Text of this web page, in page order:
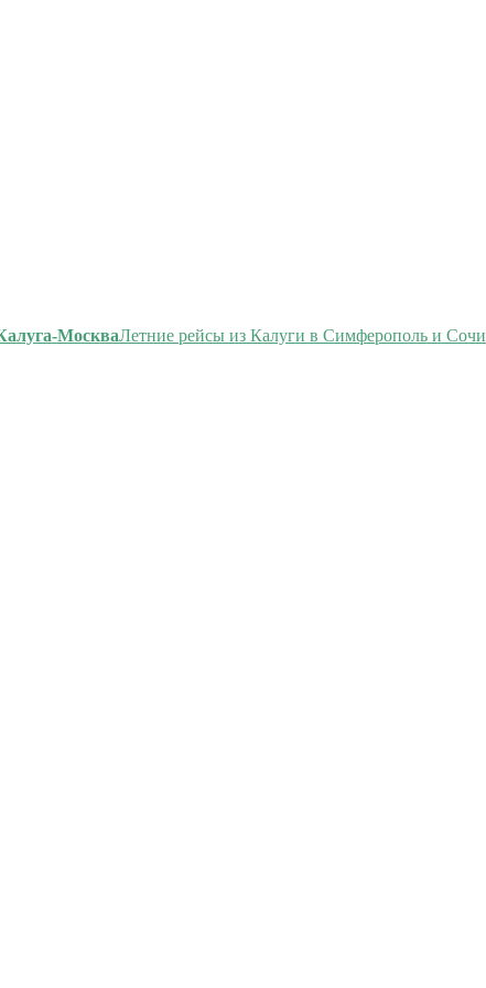
МоскваЛетние рейсы из Калуги в Симферополь и Сочи